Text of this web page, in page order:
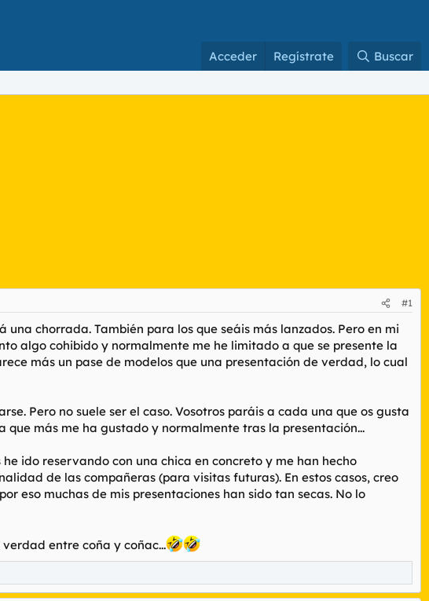
Acceder Regístrate Buscar
#1
chorrada. También para los que seáis más lanzados. Pero en mi
algo cohibido y normalmente me he limitado a que se presente la
más un pase de modelos que una presentación de verdad, lo cual
Pero no suele ser el caso. Vosotros paráis a cada una que os gusta
más me ha gustado y normalmente tras la presentación...
ido reservando con una chica en concreto y me han hecho
de las compañeras (para visitas futuras). En estos casos, creo
eso muchas de mis presentaciones han sido tan secas. No lo
entre coña y coñac...